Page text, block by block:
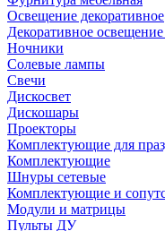
Освещение декоративное
Декоративное освещение
Ночники
Солевые лампы
Свечи
Дискосвет
Дискошары
Проекторы
Комплектующие для
Комплектующие
Шнуры сетевые
Комплектующие и
Модули и матрицы
Пульты ДУ